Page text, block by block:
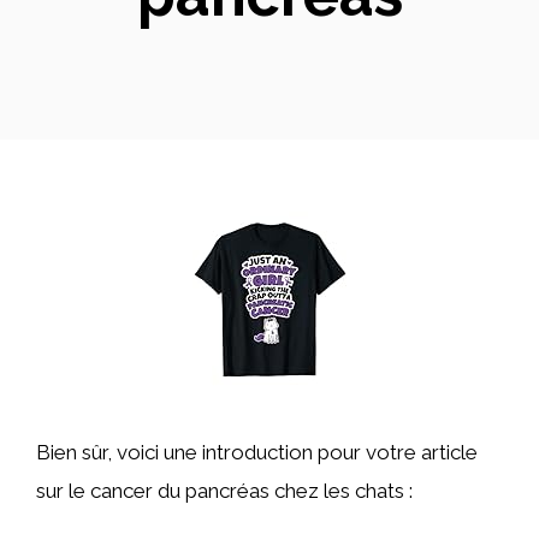
Bien sûr, voici une introduction pour votre article
sur le cancer du pancréas chez les chats :